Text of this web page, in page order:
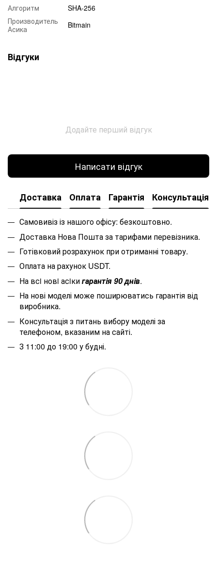
Алгоритм
SHA-256
Производитель
Асика
Bitmain
Відгуки
Додайте перший відгук
Написати відгук
Доставка Оплата Гарантія Консультація
Самовивіз із нашого офісу: безкоштовно.
Доставка Нова Пошта за тарифами перевізника.
Готівковий розрахунок при отриманні товару.
Оплата на рахунок USDT.
На всi новi асiкигарантiя 90 днiв.
На нові моделі може поширюватись гарантія від
виробника.
Консультація з питань вибору моделі за
телефоном, вказаним на сайті.
З 11:00 до 19:00 у будні.